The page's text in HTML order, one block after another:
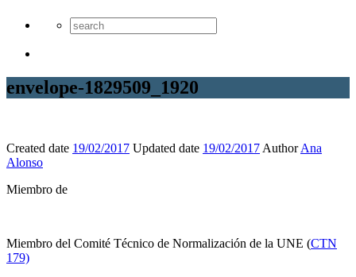
envelope-1829509_1920
Created date 19/02/2017 Updated date 19/02/2017 AuthorAna
Alonso
Miembro de
Miembro del Comité Técnico de Normalización de la UNE (CTN
179)